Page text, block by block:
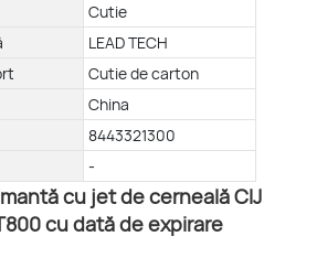
Cutie
LEAD TECH
Cutie de carton
China
8443321300
-
cu jet de cerneală CIJ
cu dată de expirare